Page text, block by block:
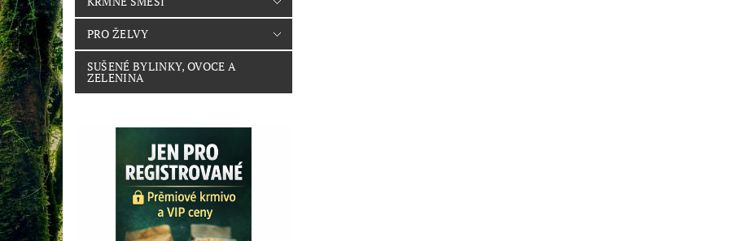
PRO ŽELVY
SUŠENÉ BYLINKY, OVOCE A
ZELENINA